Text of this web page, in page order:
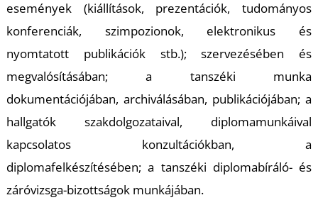
események (kiállítások, prezentációk, tudományos
konferenciák, szimpozionok, elektronikus és
nyomtatott publikációk stb.); szervezésében és
megvalósításában; a tanszéki munka
dokumentációjában, archiválásában, publikációjában; a
hallgatók szakdolgozataival, diplomamunkáival
kapcsolatos konzultációkban, a
diplomafelkészítésében; a tanszéki diplomabíráló- és
záróvizsga-bizottságok munkájában.